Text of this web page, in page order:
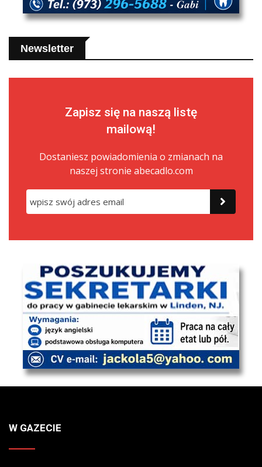
Newsletter
Zapisz się na naszą listę
mailową!
Dostaniesz powiadomienia o zmianach na
naszej stronie abecadlo.com
W GAZECIE